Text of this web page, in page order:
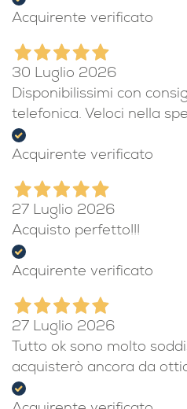
Acquirente verificato
30 Luglio 2026
Disponibilissimi con
telefonica. Veloci nella
Acquirente verificato
27 Luglio 2026
Acquisto perfetto!!!
Acquirente verificato
27 Luglio 2026
Tutto ok sono molto
acquisterò ancora da